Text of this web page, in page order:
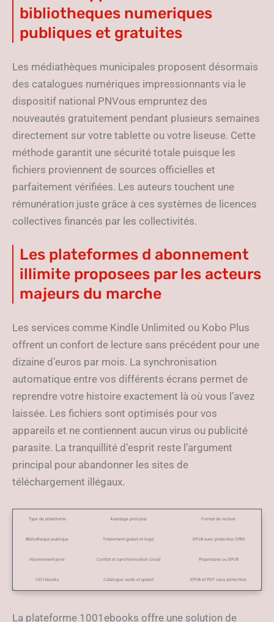
bibliotheques numeriques
publiques et gratuites
Les médiathèques municipales proposent désormais
des catalogues numériques impressionnants via le
dispositif national PNVous empruntez des
nouveautés gratuitement pendant plusieurs semaines
directement sur votre tablette ou votre liseuse. Cette
méthode garantit une sécurité totale puisque les
fichiers proviennent de sources officielles et
parfaitement vérifiées. Les auteurs touchent une
rémunération juste grâce à ces systèmes de licences
collectives financés par les collectivités.
Les plateformes d abonnement
illimite proposees par les acteurs
majeurs du marche
Les services comme Kindle Unlimited ou Kobo Plus
offrent un confort de lecture sans précédent pour une
dizaine d’euros par mois. La synchronisation
automatique entre vos différents écrans permet de
reprendre votre histoire exactement là où vous l’avez
laissée. Les fichiers sont optimisés pour vos
appareils et ne contiennent aucun virus ou publicité
parasite. La tranquillité d’esprit reste l’argument
principal pour abandonner les sites de
téléchargement illégaux.
Type de plateforme Avantage principal Format de lecture
Bibliotheque publique Totalement gratuit et legal EPUB avec protection DRM
Abonnement prive Confort et synchronisation cloud Proprietaire ou EPUB
1001ebooks Catalogue vaste et gratuit EPUB et PDF sans protection
La plateforme 1001ebooks offre une solution de